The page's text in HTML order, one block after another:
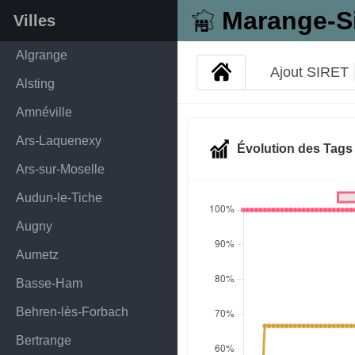
Marange-
Villes
Algrange
Alsting
Amnéville
Ars-Laquenexy
Ars-sur-Moselle
Audun-le-Tiche
Augny
Aumetz
Basse-Ham
Behren-lès-Forbach
Bertrange
Ajout SIRET
Évolution des